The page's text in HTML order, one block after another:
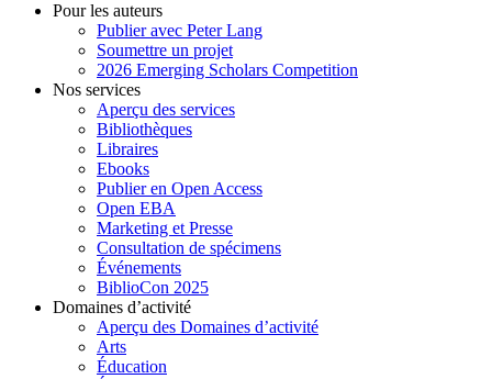
Pour les auteurs
Publier avec Peter Lang
Soumettre un projet
2026 Emerging Scholars Competition
Nos services
Aperçu des services
Bibliothèques
Libraires
Ebooks
Publier en Open Access
Open EBA
Marketing et Presse
Consultation de spécimens
Événements
BiblioCon 2025
Domaines d’activité
Aperçu des Domaines d’activité
Arts
Éducation